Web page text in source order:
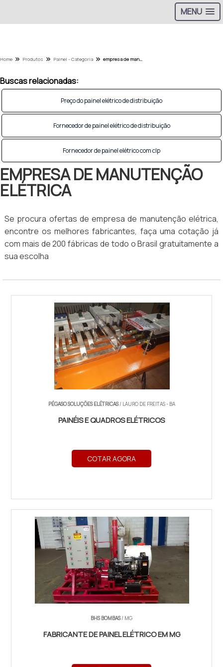
MENU
Home Produtos Painel - Categoria empresa de manutenção elétrica
Buscas relacionadas:
Preço do painel elétrico de distribuição
Fornecedor de painel elétrico de distribuição
Fornecedor de painel elétrico com clp
EMPRESA DE MANUTENÇÃO
ELÉTRICA
Se procura ofertas de empresa de manutenção elétrica,
encontre os melhores fabricantes, faça uma cotação já
com mais de 200 fábricas de todo o Brasil gratuitamente a
sua escolha
PÉGASO SOLUÇÕES ELÉTRICAS/ LAURO DE FREITAS - BA
PAINÉIS E QUADROS ELÉTRICOS
COTAR AGORA
BHS BOMBAS/ MG
FABRICANTE DE PAINEL ELÉTRICO EM MG